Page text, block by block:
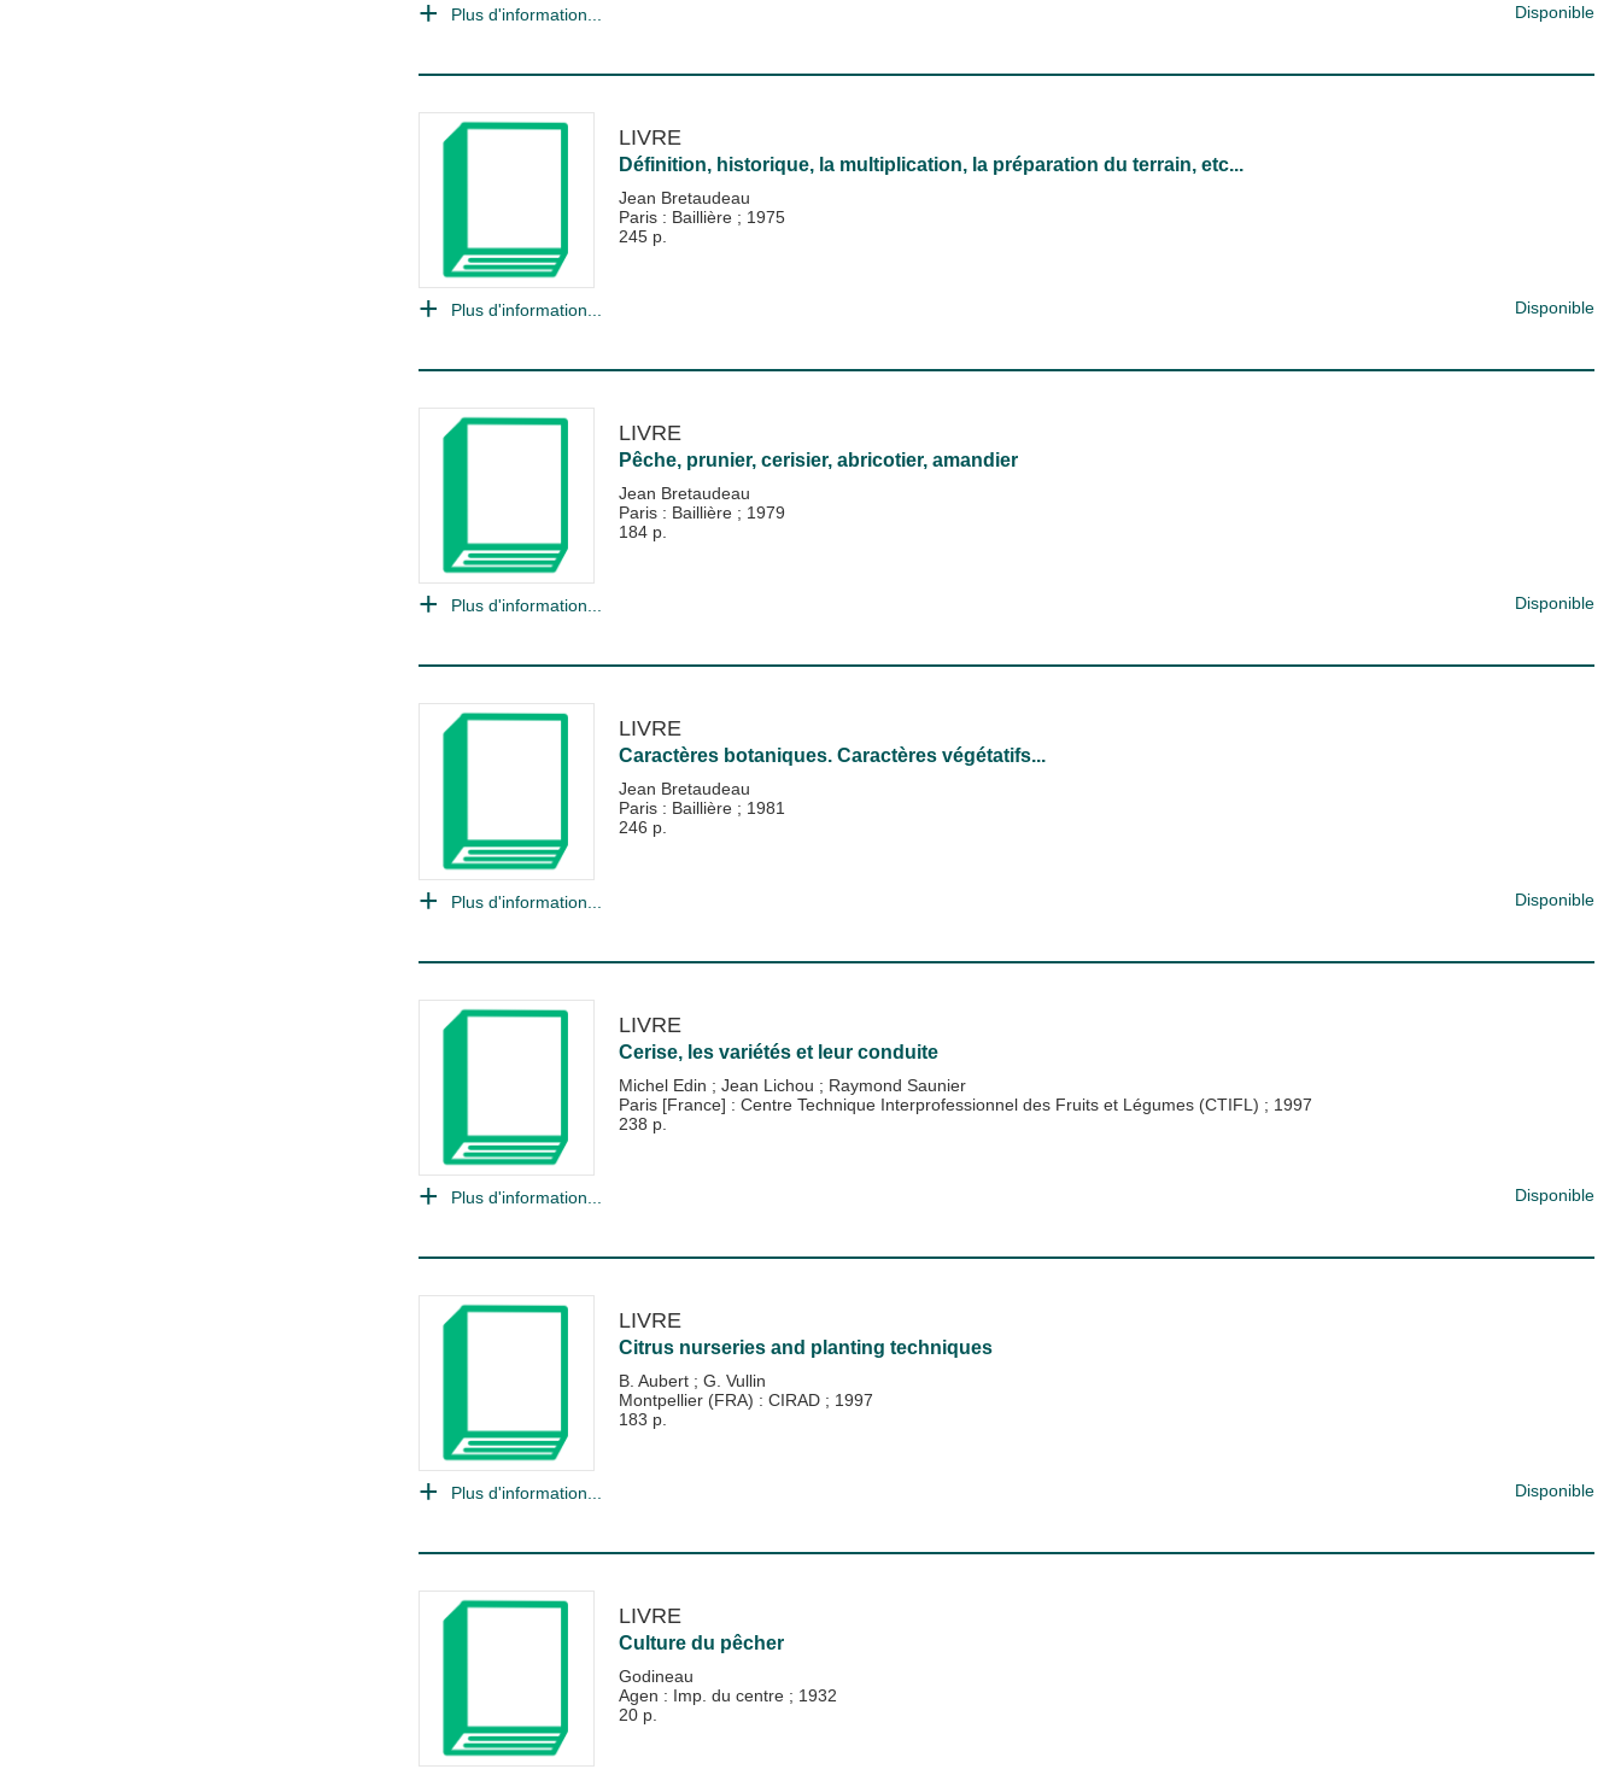
Plus d'information... Disponible
LIVRE
Définition, historique, la multiplication, la préparation du terrain, etc...
Jean Bretaudeau
Paris : Baillière ; 1975
245 p.
Plus d'information... Disponible
LIVRE
Pêche, prunier, cerisier, abricotier, amandier
Jean Bretaudeau
Paris : Baillière ; 1979
184 p.
Plus d'information... Disponible
LIVRE
Caractères botaniques. Caractères végétatifs...
Jean Bretaudeau
Paris : Baillière ; 1981
246 p.
Plus d'information... Disponible
LIVRE
Cerise, les variétés et leur conduite
Michel Edin ; Jean Lichou ; Raymond Saunier
Paris [France] : Centre Technique Interprofessionnel des Fruits et Légumes (CTIFL) ; 1997
238 p.
Plus d'information... Disponible
LIVRE
Citrus nurseries and planting techniques
B. Aubert ; G. Vullin
Montpellier (FRA) : CIRAD ; 1997
183 p.
Plus d'information... Disponible
LIVRE
Culture du pêcher
Godineau
Agen : Imp. du centre ; 1932
20 p.